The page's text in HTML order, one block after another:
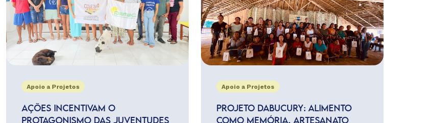
Apoio a Projetos
AÇÕES INCENTIVAM O
PROTAGONISMO DAS JUVENTUDES
Apoio a Projetos
PROJETO DABUCURY: ALIMENTO
COMO MEMÓRIA, ARTESANATO